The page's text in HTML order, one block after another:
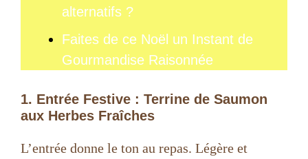
alternatifs ?
Faites de ce Noël un Instant de
Gourmandise Raisonnée
1. Entrée Festive : Terrine de Saumon
aux Herbes Fraîches
L’entrée donne le ton au repas. Légère et